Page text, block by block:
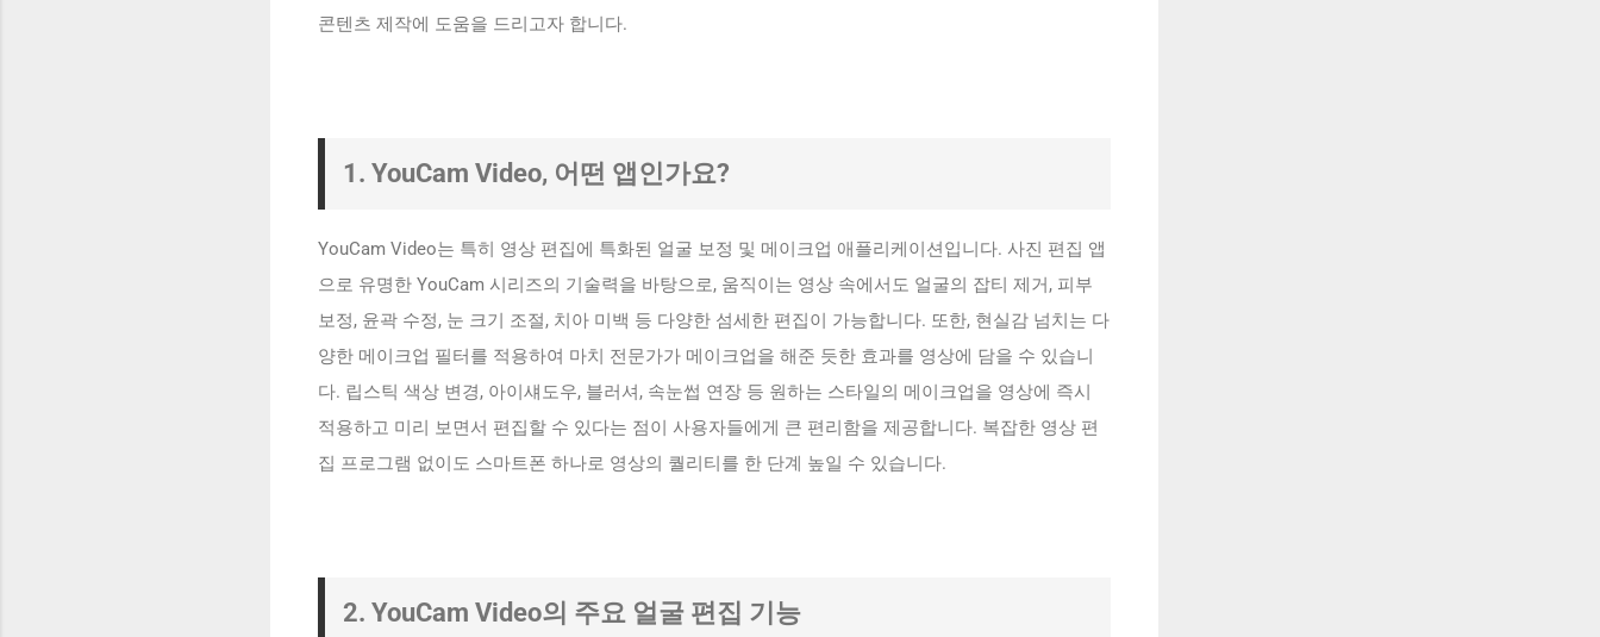
콘텐츠 제작에 도움을 드리고자 합니다.
1. YouCam Video, 어떤 앱인가요?
YouCam Video는 특히 영상 편집에 특화된 얼굴 보정 및 메이크업 애플리케이션입니다. 사진 편집 앱
으로 유명한 YouCam 시리즈의 기술력을 바탕으로, 움직이는 영상 속에서도 얼굴의 잡티 제거, 피부
보정, 윤곽 수정, 눈 크기 조절, 치아 미백 등 다양한 섬세한 편집이 가능합니다. 또한, 현실감 넘치는 다
양한 메이크업 필터를 적용하여 마치 전문가가 메이크업을 해준 듯한 효과를 영상에 담을 수 있습니
다. 립스틱 색상 변경, 아이섀도우, 블러셔, 속눈썹 연장 등 원하는 스타일의 메이크업을 영상에 즉시
적용하고 미리 보면서 편집할 수 있다는 점이 사용자들에게 큰 편리함을 제공합니다. 복잡한 영상 편
집 프로그램 없이도 스마트폰 하나로 영상의 퀄리티를 한 단계 높일 수 있습니다.
2. YouCam Video의 주요 얼굴 편집 기능